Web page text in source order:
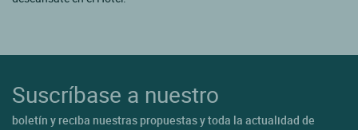
Suscríbase a nuestro
boletín y reciba nuestras propuestas y toda la actualidad de